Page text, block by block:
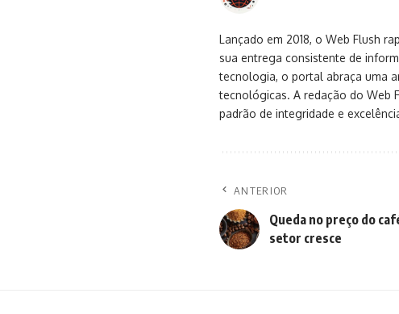
Lançado em 2018, o Web Flush
sua entrega consistente de
tecnologia, o portal abraça uma
tecnológicas. A redação do Web
padrão de integridade e
ANTERIOR
Queda no preço do
setor cresce